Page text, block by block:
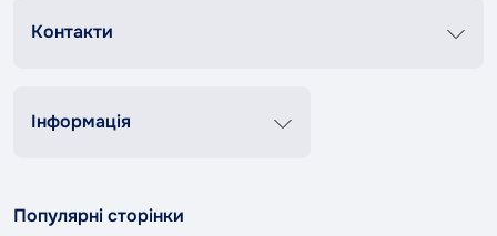
Контакти
Сб-Нд 9:00-18:00
contact@tandemshop.ua
Інформація
Доставка та оплата
Популярні сторінки